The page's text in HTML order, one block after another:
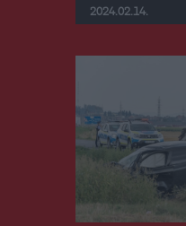
2024.02.14.